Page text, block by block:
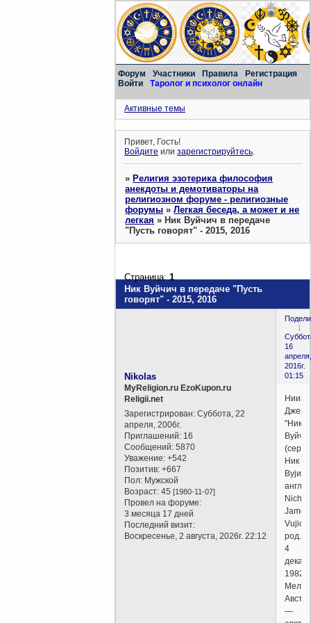
Форум Участники Правила
Регистрация
Войти
Таролог и психолог онлайн
Активные темы
Привет, Гость!
Войдите илизарегистрируйтесь.
»Религия эзотерика философия
анекдоты и демотиваторы на
религиозном форуме - религиозные
форумы »Легкая беседа, а может и не
легкая »Ник Вуйчич в передаче
"Пусть говорят" - 2015, 2016
Ник Вуйчич в передаче "Пусть
говорят" - 2015, 2016
Страница:1
1
16
апреля,
2016г.
01:15
Nikolas
MyReligion.ru EzoKupon.ru
Religii.net
Зарегистрирован: Суббота, 22
апреля, 2006г.
Приглашений: 16
Сообщений: 5870
Уважение: +542
Позитив: +667
Пол: Мужской
Возраст: 45[1980-11-07]
Провел на форуме:
3 месяца 17 дней
Последний визит:
Воскресенье, 2 августа, 2026г. 22:12
"Ник"
(серб.
Ник
англ.
James
Vujicic;
род.
4
1982,
—